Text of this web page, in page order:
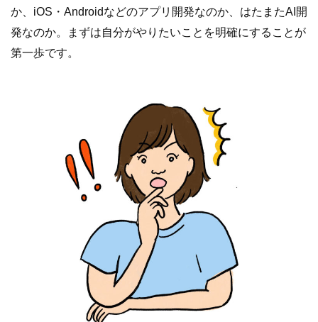
か、iOS・Androidなどのアプリ開発なのか、はたまたAI開
発なのか。まずは自分がやりたいことを明確にすることが
第一歩です。